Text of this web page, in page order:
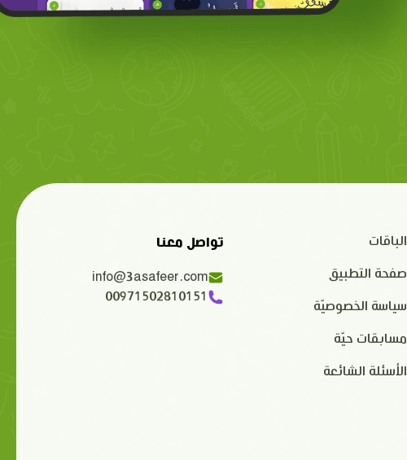
الباقات
صفحة التطبيق
سياسة الخصوصيّة
مسابقات حيّة
الأسئلة الشائعة
تواصل معنا
info@3asafeer.com
00971502810151